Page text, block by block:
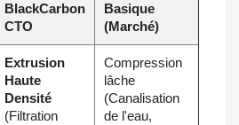
BlackCarbon
CTO
Basique
(Marché)
Extrusion
Haute
Densité
(Filtration
Compression
lâche
(Canalisation
de l'eau,